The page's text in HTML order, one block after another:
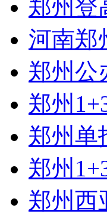
郑州登
河南郑
郑州公
郑州
郑州单
郑州
郑州西